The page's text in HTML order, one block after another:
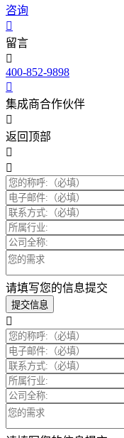
咨询
留言
400-852-9898
集成商合作伙伴
返回顶部
请填写您的信息提交
提交信息